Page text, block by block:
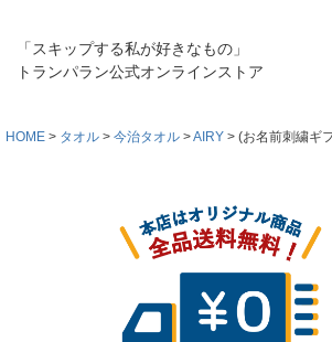
「スキップする私が好きなもの」
トランパラン公式オンラインストア
HOME タオル 今治タオル AIRY (お名前刺繍ギ